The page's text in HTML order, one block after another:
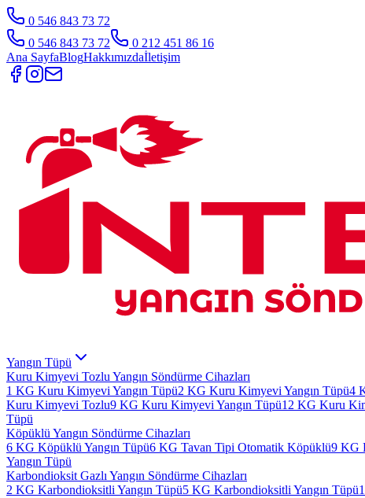
0 546 843 73 72
0 546 843 73 72
0 212 451 86 16
Ana SayfaBlogHakkımızdaİletişim
Yangın Tüpü
Kuru Kimyevi Tozlu Yangın Söndürme Cihazları
1 KG Kuru Kimyevi Yangın Tüpü2 KG Kuru Kimyevi Yangın Tüpü4
Kuru Kimyevi Tozlu9 KG Kuru Kimyevi Yangın Tüpü12 KG Kuru
Tüpü
Köpüklü Yangın Söndürme Cihazları
6 KG Köpüklü Yangın Tüpü6 KG Tavan Tipi Otomatik Köpüklü9 KG
Yangın Tüpü
Karbondioksit Gazlı Yangın Söndürme Cihazları
2 KG Karbondioksitli Yangın Tüpü5 KG Karbondioksitli Yangın Tüpü